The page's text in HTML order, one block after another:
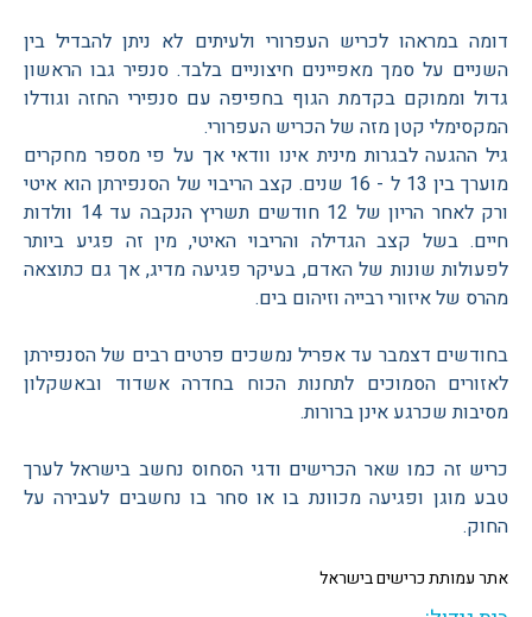
דומה במראהו לכריש העפרורי ולעיתים לא ניתן להבדיל בין
השניים על סמך מאפיינים חיצוניים בלבד. סנפיר גבו הראשון
גדול וממוקם בקדמת הגוף בחפיפה עם סנפירי החזה וגודלו
המקסימלי קטן מזה של הכריש העפרורי.
גיל ההגעה לבגרות מינית אינו וודאי אך על פי מספר מחקרים
מוערך בין 13 ל - 16 שנים. קצב הריבוי של הסנפירתן הוא איטי
ורק לאחר הריון של 12 חודשים תשריץ הנקבה עד 14 וולדות
חיים. בשל קצב הגדילה והריבוי האיטי, מין זה פגיע ביותר
לפעולות שונות של האדם, בעיקר פגיעה מדיג, אך גם כתוצאה
מהרס של איזורי רבייה וזיהום בים.
בחודשים דצמבר עד אפריל נמשכים פרטים רבים של הסנפירתן
לאזורים הסמוכים לתחנות הכוח בחדרה אשדוד ובאשקלון
מסיבות שכרגע אינן ברורות.
כריש זה כמו שאר הכרישים ודגי הסחוס נחשב בישראל לערך
טבע מוגן ופגיעה מכוונת בו או סחר בו נחשבים לעבירה על
החוק.
אתר עמותת כרישים בישראל